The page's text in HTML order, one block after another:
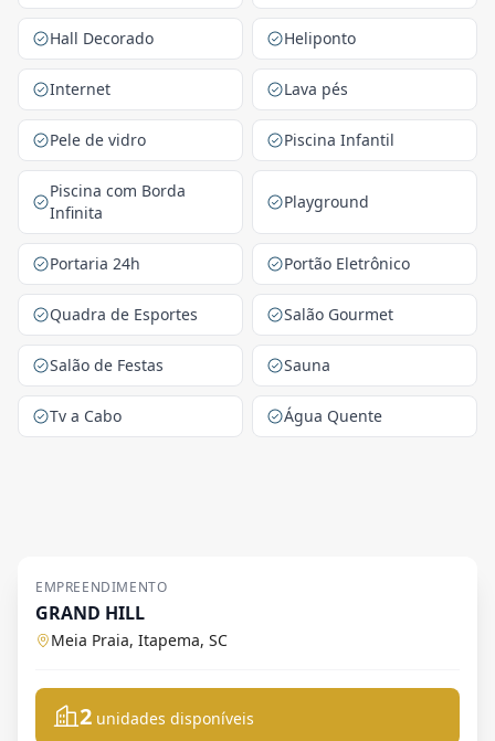
Hall Decorado Heliponto
Internet Lava pés
Pele de vidro Piscina Infantil
Piscina com Borda
Infinita
Playground
Portaria 24h Portão Eletrônico
Quadra de Esportes Salão Gourmet
Salão de Festas Sauna
Tv a Cabo Água Quente
EMPREENDIMENTO
GRAND HILL
Meia Praia, Itapema, SC
2 unidades disponíveis